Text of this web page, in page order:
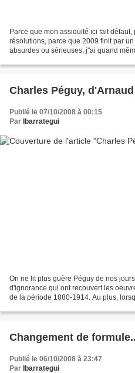
Parce que mon assiduité ici fait
résolutions, parce que 2009 finit par
absurdes ou sérieuses, j''ai quand
Charles Péguy,
Publié le 07/10/2008 à 00:15
Par Ibarrategui
On ne lit plus guère Péguy de nos
d'ignorance qui ont recouvert les
de la période 1880-1914. Au plus,
Changement de
Publié le 06/10/2008 à 23:47
Par Ibarrategui